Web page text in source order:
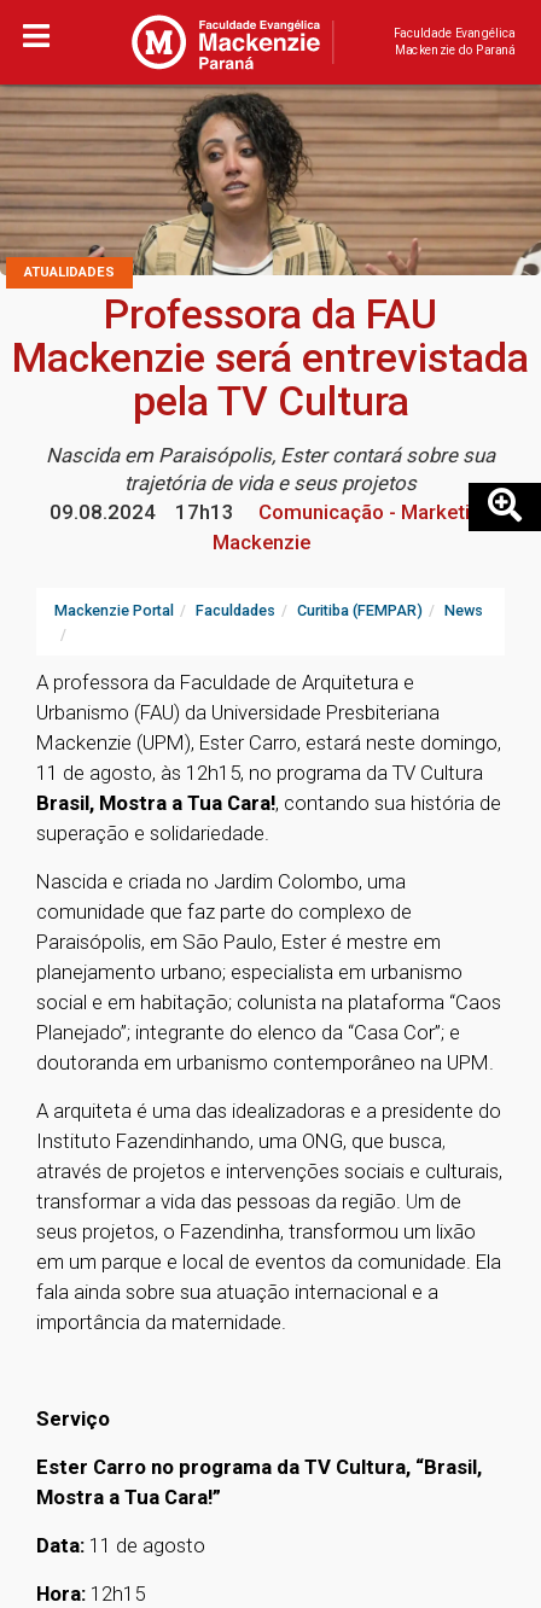
Faculdade Evangélica
Mackenzie do Paraná
ATUALIDADES
Professora da FAU
Mackenzie será entrevistada
pela TV Cultura
Nascida em Paraisópolis, Ester contará sobre sua
trajetória de vida e seus projetos
09.08.2024
17h13
Comunicação - Marketing
Mackenzie
Mackenzie Portal Faculdades Curitiba (FEMPAR) News
A professora da Faculdade de Arquitetura e
Urbanismo (FAU) da Universidade Presbiteriana
Mackenzie (UPM), Ester Carro, estará neste domingo,
11 de agosto, às 12h15, no programa da TV Cultura
Brasil, Mostra a Tua Cara!, contando sua história de
superação e solidariedade.
Nascida e criada no Jardim Colombo, uma
comunidade que faz parte do complexo de
Paraisópolis, em São Paulo, Ester é mestre em
planejamento urbano; especialista em urbanismo
social e em habitação; colunista na plataforma “Caos
Planejado”; integrante do elenco da “Casa Cor”; e
doutoranda em urbanismo contemporâneo na UPM.
A arquiteta é uma das idealizadoras e a presidente do
Instituto Fazendinhando, uma ONG, que busca,
através de projetos e intervenções sociais e culturais,
transformar a vida das pessoas da região. Um de
seus projetos, o Fazendinha, transformou um lixão
em um parque e local de eventos da comunidade. Ela
fala ainda sobre sua atuação internacional e a
importância da maternidade.
Serviço
Ester Carro no programa da TV Cultura, “Brasil,
Mostra a Tua Cara!”
Data: 11 de agosto
Hora: 12h15